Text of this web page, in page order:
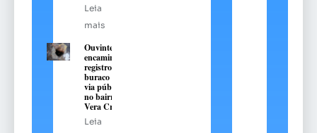
Leia
mais
Ouvinte
encaminha
registro de
buraco em
via pública
no bairro
Vera Cruz
Leia